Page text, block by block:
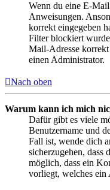
Wenn du eine E-
Anweisungen.
korrekt eingegeben
Filter blockiert
Mail-Adresse
einen Administrator.
Nach oben
Warum kann ich mich
Dafür gibt es viele
Benutzername und
Fall ist, wende dich
sicherzugehen, dass
möglich, dass ein
vorliegt, welches ein